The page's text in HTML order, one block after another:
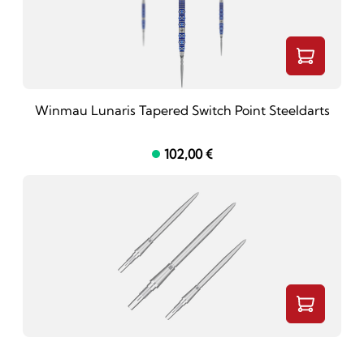
Winmau Lunaris Tapered Switch Point Steeldarts
102,00 €